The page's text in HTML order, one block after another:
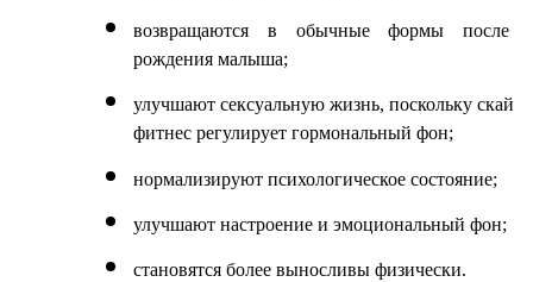
возвращаются в обычные формы после
рождения малыша;
улучшают сексуальную жизнь, поскольку скай
фитнес регулирует гормональный фон;
нормализируют психологическое состояние;
улучшают настроение и эмоциональный фон;
становятся более выносливы физически.